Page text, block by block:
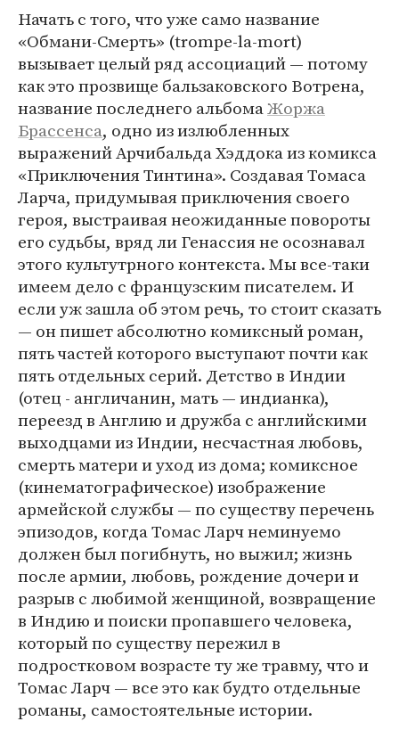
Начать с того, что уже само название
«Обмани-Смерть» (trompe-la-mort)
вызывает целый ряд ассоциаций — потому
как это прозвище бальзаковского Вотрена,
название последнего альбомаЖоржа
Брассенса, одно из излюбленных
выражений Арчибальда Хэддока из комикса
«Приключения Тинтина». Создавая Томаса
Ларча, придумывая приключения своего
героя, выстраивая неожиданные повороты
его судьбы, вряд ли Генассия не осознавал
этого культутрного контекста. Мы все-таки
имеем дело с французским писателем. И
если уж зашла об этом речь, то стоит сказать
— он пишет абсолютно комиксный роман,
пять частей которого выступают почти как
пять отдельных серий. Детство в Индии
(отец - англичанин, мать — индианка),
переезд в Англию и дружба с английскими
выходцами из Индии, несчастная любовь,
смерть матери и уход из дома; комиксное
(кинематографическое) изображение
армейской службы — по существу перечень
эпизодов, когда Томас Ларч неминуемо
должен был погибнуть, но выжил; жизнь
после армии, любовь, рождение дочери и
разрыв с любимой женщиной, возвращение
в Индию и поиски пропавшего человека,
который по существу пережил в
подростковом возрасте ту же травму, что и
Томас Ларч — все это как будто отдельные
романы, самостоятельные истории.